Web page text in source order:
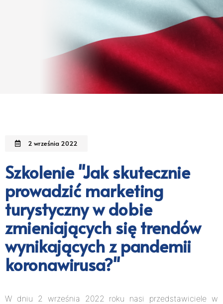
2 września 2022
Szkolenie "Jak skutecznie
prowadzić marketing
turystyczny w dobie
zmieniających się trendów
wynikających z pandemii
koronawirusa?"
W dniu 2 września 2022 roku nasi przedstawiciele w